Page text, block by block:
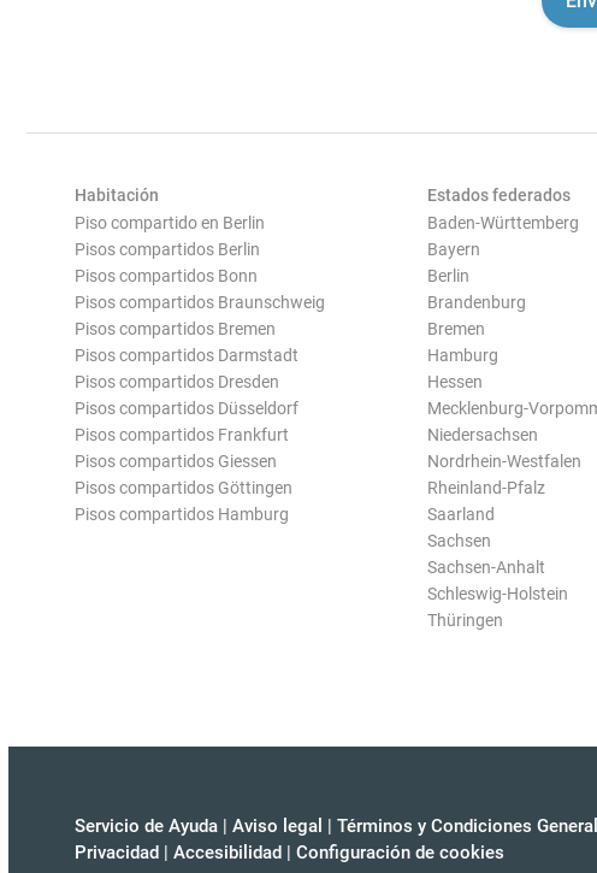
Habitación
Piso compartido en Berlin
Pisos compartidos Berlin
Pisos compartidos Bonn
Pisos compartidos Braunschweig
Pisos compartidos Bremen
Pisos compartidos Darmstadt
Pisos compartidos Dresden
Pisos compartidos Düsseldorf
Pisos compartidos Frankfurt
Pisos compartidos Giessen
Pisos compartidos Göttingen
Pisos compartidos Hamburg
Estados federados
Baden-Württemberg
Bayern
Berlin
Brandenburg
Bremen
Hamburg
Hessen
Mecklenburg-
Niedersachsen
Nordrhein-Westfalen
Rheinland-Pfalz
Saarland
Sachsen
Sachsen-Anhalt
Schleswig-Holstein
Thüringen
Servicio de Ayuda | Aviso legal | Términos y Condiciones
Privacidad | Accesibilidad | Configuración de cookies